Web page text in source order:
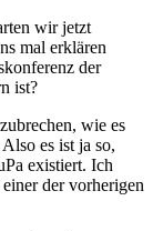
wir jetzt
mal erklären
der
ist?
wie es
es ist ja so,
existiert. Ich
der vorherigen